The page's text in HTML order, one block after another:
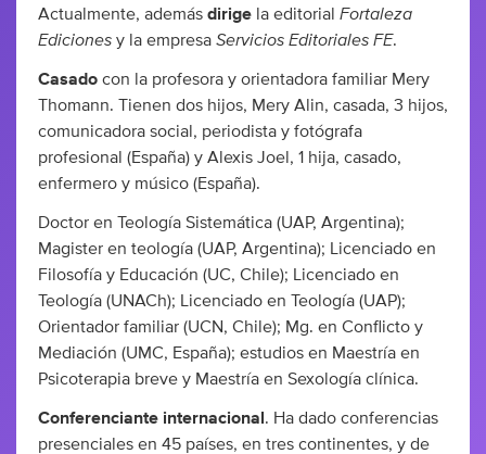
Actualmente, además dirige la editorial Fortaleza
Ediciones y la empresa Servicios Editoriales FE.
Casado con la profesora y orientadora familiar Mery
Thomann. Tienen dos hijos, Mery Alin, casada, 3 hijos,
comunicadora social, periodista y fotógrafa
profesional (España) y Alexis Joel, 1 hija, casado,
enfermero y músico (España).
Doctor en Teología Sistemática (UAP, Argentina);
Magister en teología (UAP, Argentina); Licenciado en
Filosofía y Educación (UC, Chile); Licenciado en
Teología (UNACh); Licenciado en Teología (UAP);
Orientador familiar (UCN, Chile); Mg. en Conflicto y
Mediación (UMC, España); estudios en Maestría en
Psicoterapia breve y Maestría en Sexología clínica.
Conferenciante internacional . Ha dado conferencias
presenciales en 45 países, en tres continentes, y de